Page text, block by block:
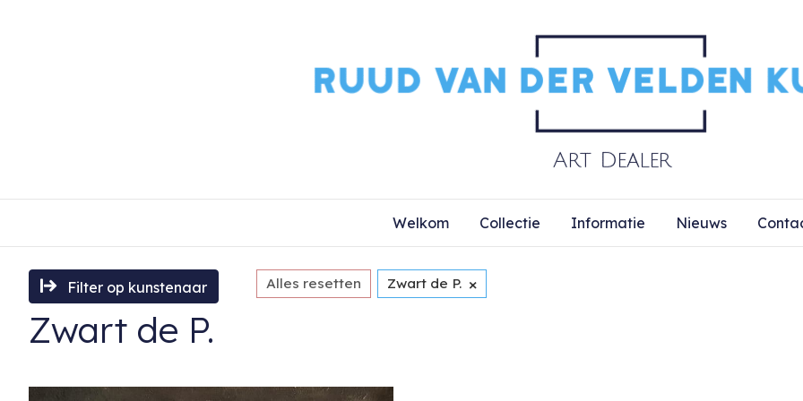
Welkom Collectie Informatie Nieuws
Filter op kunstenaar Alles resetten Zwart de P. ×
Zwart de P.